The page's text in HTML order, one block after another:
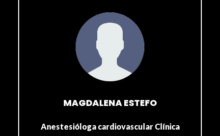
MAGDALENA ESTEFO
Anestesióloga cardiovascular Clínica